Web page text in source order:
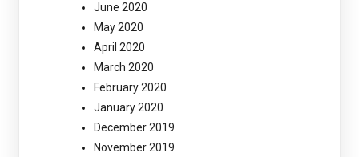
June 2020
May 2020
April 2020
March 2020
February 2020
January 2020
December 2019
November 2019